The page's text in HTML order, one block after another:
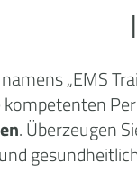
„EMS
. Überzeugen